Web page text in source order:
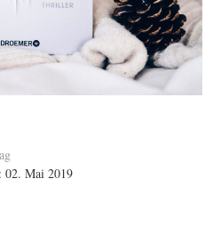
: 02. Mai 2019